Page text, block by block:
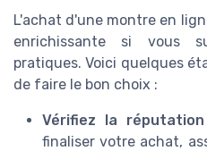
L'achat d'une montre en
enrichissante si vous
pratiques. Voici quelques
de faire le bon choix :
Vérifiez la
finaliser votre achat,